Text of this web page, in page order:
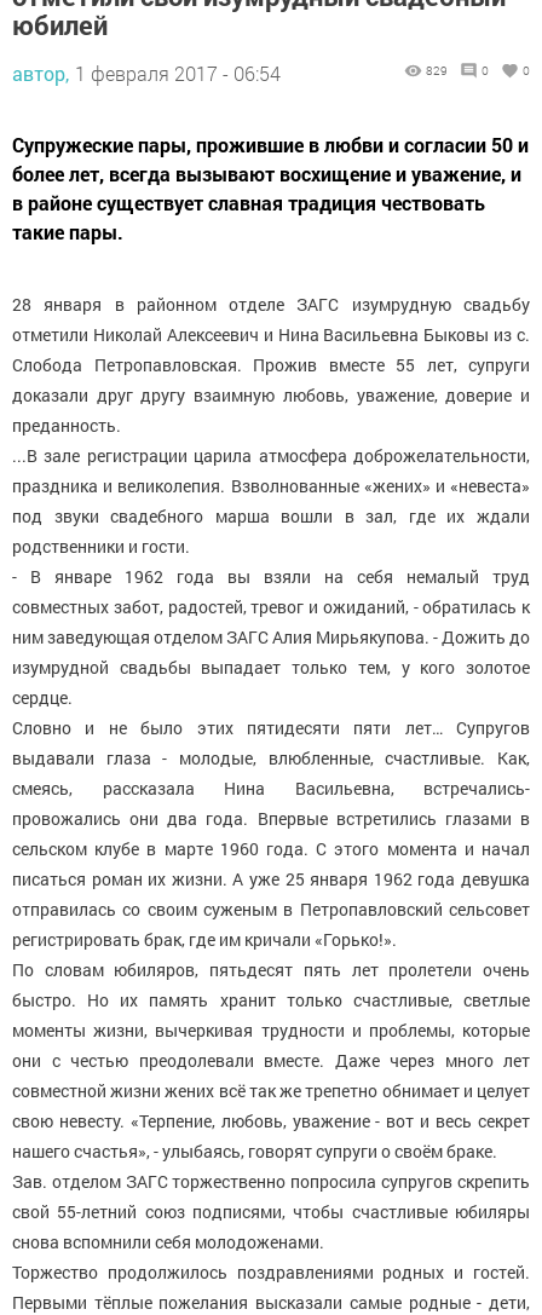
юбилей
автор, 1 февраля 2017 - 06:54 829 0 0
Супружеские пары, прожившие в любви и согласии 50 и
более лет, всегда вызывают восхищение и уважение, и
в районе существует славная традиция чествовать
такие пары.
28 января в районном отделе ЗАГС изумрудную свадьбу
отметили Николай Алексеевич и Нина Васильевна Быковы из с.
Слобода Петропавловская. Прожив вместе 55 лет, супруги
доказали друг другу взаимную любовь, уважение, доверие и
преданность.
...В зале регистрации царила атмосфера доброжелательности,
праздника и великолепия. Взволнованные «жених» и «невеста»
под звуки свадебного марша вошли в зал, где их ждали
родственники и гости.
- В январе 1962 года вы взяли на себя немалый труд
совместных забот, радостей, тревог и ожиданий, - обратилась к
ним заведующая отделом ЗАГС Алия Мирьякупова. - Дожить до
изумрудной свадьбы выпадает только тем, у кого золотое
сердце.
Словно и не было этих пятидесяти пяти лет… Супругов
выдавали глаза - молодые, влюбленные, счастливые. Как,
смеясь, рассказала Нина Васильевна, встречались-
провожались они два года. Впервые встретились глазами в
сельском клубе в марте 1960 года. С этого момента и начал
писаться роман их жизни. А уже 25 января 1962 года девушка
отправилась со своим суженым в Петропавловский сельсовет
регистрировать брак, где им кричали «Горько!».
По словам юбиляров, пятьдесят пять лет пролетели очень
быстро. Но их память хранит только счастливые, светлые
моменты жизни, вычеркивая трудности и проблемы, которые
они с честью преодолевали вместе. Даже через много лет
совместной жизни жених всё так же трепетно обнимает и целует
свою невесту. «Терпение, любовь, уважение - вот и весь секрет
нашего счастья», - улыбаясь, говорят супруги о своём браке.
Зав. отделом ЗАГС торжественно попросила супругов скрепить
свой 55-летний союз подписями, чтобы счастливые юбиляры
снова вспомнили себя молодоженами.
Торжество продолжилось поздравлениями родных и гостей.
Первыми тёплые пожелания высказали самые родные - дети,